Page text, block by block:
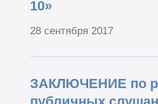
10»
28 сентября 2017
ЗАКЛЮЧЕНИЕ по